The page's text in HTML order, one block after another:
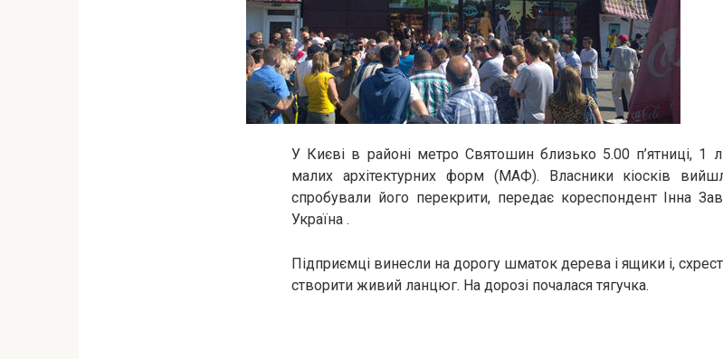
У Києві в районі метро Святошин близько 5.00 п’ятниці, 1
малих архітектурних форм (МАФ). Власники кіосків
спробували його перекрити, передає кореспондент Інна
Україна .
Підприємці винесли на дорогу шматок дерева і ящики і,
створити живий ланцюг. На дорозі почалася тягучка.